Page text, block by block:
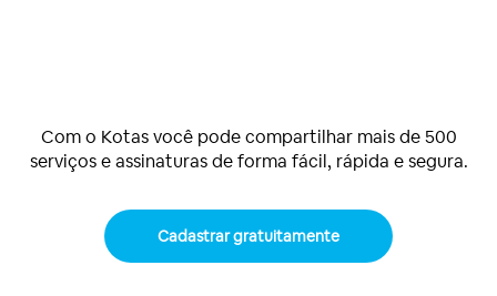
Com o Kotas você pode compartilhar mais de 500
serviços e assinaturas de forma fácil, rápida e segura.
Cadastrar gratuitamente